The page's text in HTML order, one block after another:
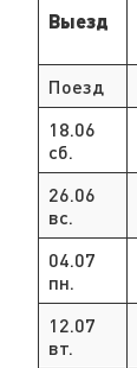
Выезд
Поезд
18.06
сб.
26.06
вс.
04.07
пн.
12.07
вт.